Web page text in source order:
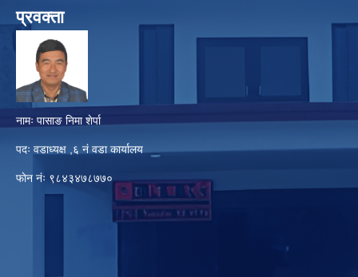
प्रवक्ता
नामः पासाङ निमा शेर्पा
पदः वडाध्यक्ष ,६ नं वडा कार्यालय
फाेन नंः ९८४३४७८७७०